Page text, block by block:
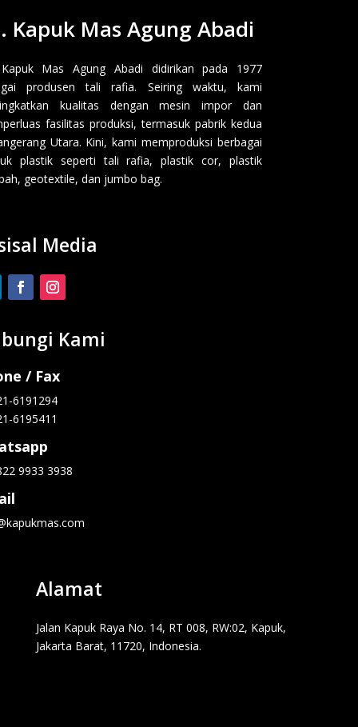
Kapuk Mas Agung Abadi
Mas Agung Abadi didirikan pada 1977
produsen tali rafia. Seiring waktu, kami
kualitas dengan mesin impor dan
fasilitas produksi, termasuk pabrik kedua
Utara. Kini, kami memproduksi berbagai
plastik seperti tali rafia, plastik cor, plastik
geotextile, dan jumbo bag.
Media
Kami
/ Fax
6191294
6195411
9933 3938
Alamat
Jalan Kapuk Raya No. 14, RT 008, RW:02, Kapuk,
Jakarta Barat, 11720, Indonesia.